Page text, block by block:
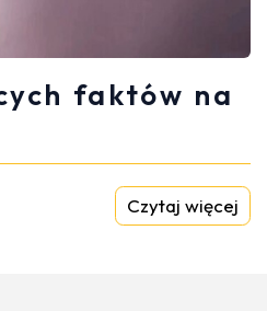
faktów na
Czytaj więcej